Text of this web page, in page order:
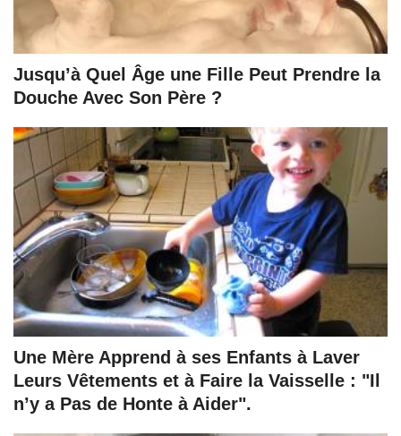
Jusqu’à Quel Âge une Fille Peut Prendre la
Douche Avec Son Père ?
Une Mère Apprend à ses Enfants à Laver
Leurs Vêtements et à Faire la Vaisselle : "Il
n’y a Pas de Honte à Aider".